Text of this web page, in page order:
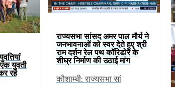
युवती
रहे
राज्यसभा सांसद अमर पाल मौर्य ने
जनभावनाओं को स्वर देते हुए श्री
राम दर्शन रेल पथ कॉरिडोर के
शीघ्र निर्माण की उठाई मांग
कौशाम्बी: राज्यसभा सां